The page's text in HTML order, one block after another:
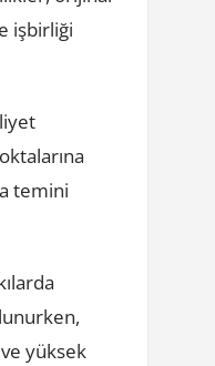
işbirliği
temini
yüksek